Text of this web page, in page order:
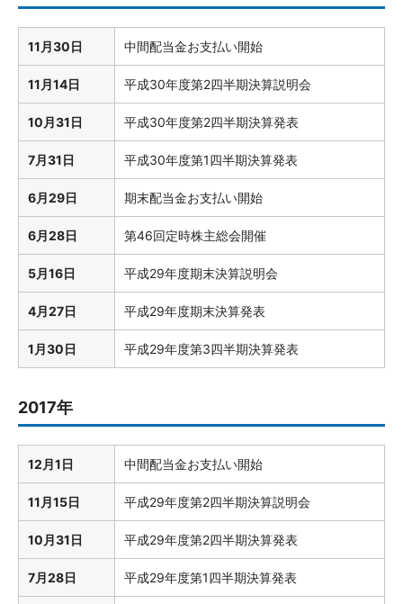
11月30日 中間配当金お支払い開始
11月14日 平成30年度第2四半期決算説明会
10月31日 平成30年度第2四半期決算発表
7月31日 平成30年度第1四半期決算発表
6月29日 期末配当金お支払い開始
6月28日 第46回定時株主総会開催
5月16日 平成29年度期末決算説明会
4月27日 平成29年度期末決算発表
1月30日 平成29年度第3四半期決算発表
2017年
12月1日 中間配当金お支払い開始
11月15日 平成29年度第2四半期決算説明会
10月31日 平成29年度第2四半期決算発表
7月28日 平成29年度第1四半期決算発表